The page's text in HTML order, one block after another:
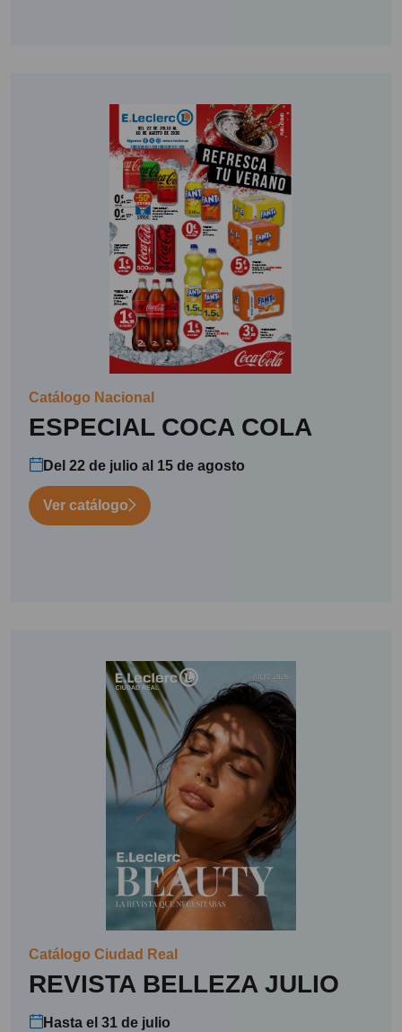
Catálogo Nacional
ESPECIAL COCA COLA
Del 22 de julio al 15 de agosto
Ver catálogo
Catálogo Ciudad Real
REVISTA BELLEZA JULIO
Hasta el 31 de julio